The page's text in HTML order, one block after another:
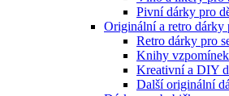
Pivní dárky pro
Originální a retro dárky
Retro dárky pro
Knihy
Kreativní a DIY
Další originální